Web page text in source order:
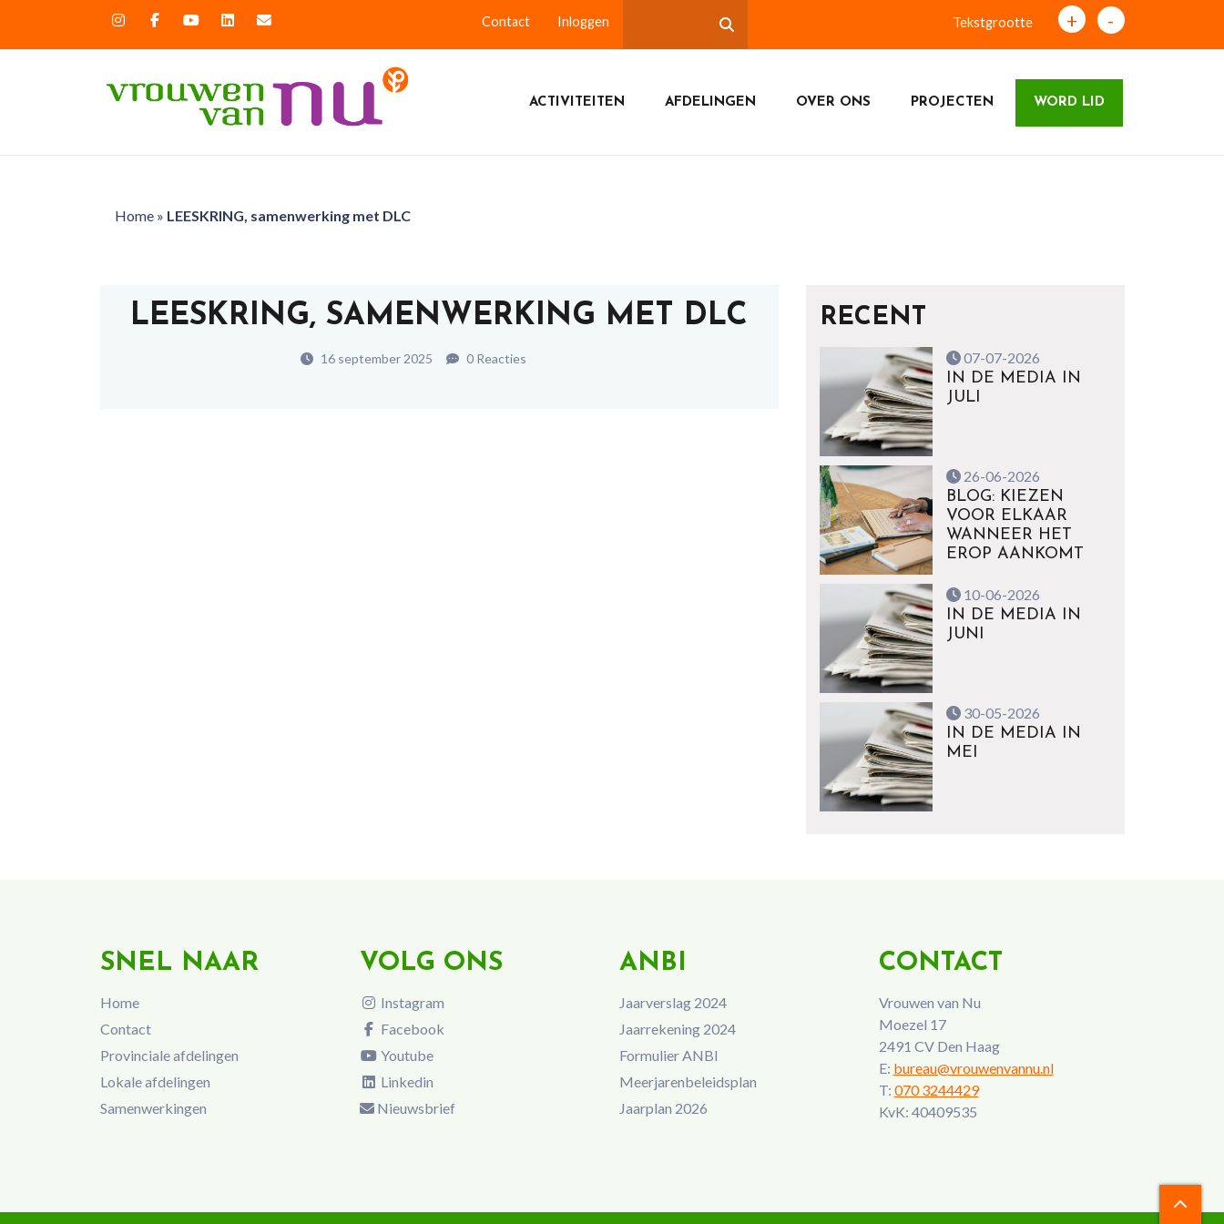
Contact Inloggen Tekstgrootte + -
ACTIVITEITEN AFDELINGEN OVER ONS PROJECTEN WORD LID
Home» LEESKRING, samenwerking met DLC
LEESKRING, SAMENWERKING MET DLC
16 september 2025 0 Reacties
RECENT
07-07-2026
IN DE MEDIA IN
JULI
26-06-2026
BLOG: KIEZEN
VOOR ELKAAR
WANNEER HET
EROP AANKOMT
10-06-2026
IN DE MEDIA IN
JUNI
30-05-2026
IN DE MEDIA IN
MEI
SNEL NAAR
Home
Contact
Provinciale afdelingen
Lokale afdelingen
Samenwerkingen
VOLG ONS
Instagram
Facebook
Youtube
Linkedin
Nieuwsbrief
ANBI
Jaarverslag 2024
Jaarrekening 2024
Formulier ANBI
Meerjarenbeleidsplan
Jaarplan 2026
CONTACT
Vrouwen van Nu
Moezel 17
2491 CV Den Haag
E: bureau@vrouwenvannu.nl
T: 070 3244429
KvK: 40409535